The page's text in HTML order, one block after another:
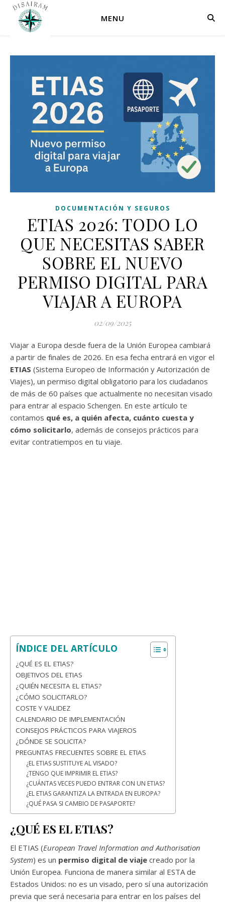
MENU
DOCUMENTACIÓN Y SEGUROS
ETIAS 2026: TODO LO
QUE NECESITAS SABER
SOBRE EL NUEVO
PERMISO DIGITAL PARA
VIAJAR A EUROPA
02/09/2025
Viajar a Europa desde fuera de la Unión Europea cambiará
a partir de finales de 2026. En esa fecha entrará en vigor el
ETIAS (Sistema Europeo de Información y Autorización de
Viajes), un permiso digital obligatorio para los ciudadanos
de más de 60 países que actualmente no necesitan visado
para entrar al espacio Schengen. En este artículo te
contamos qué es, a quién afecta, cuánto cuesta y
cómo solicitarlo, además de consejos prácticos para
evitar contratiempos en tu viaje.
ÍNDICE DEL ARTÍCULO
¿QUÉ ES EL ETIAS?
OBJETIVOS DEL ETIAS
¿QUIÉN NECESITA EL ETIAS?
¿CÓMO SOLICITARLO?
COSTE Y VALIDEZ
CALENDARIO DE IMPLEMENTACIÓN
CONSEJOS PRÁCTICOS PARA VIAJEROS
¿DÓNDE SE SOLICITA?
PREGUNTAS FRECUENTES SOBRE EL ETIAS
¿EL ETIAS SUSTITUYE AL VISADO?
¿TENGO QUE IMPRIMIR EL ETIAS?
¿CUÁNTAS VECES PUEDO ENTRAR CON UN ETIAS?
¿EL ETIAS GARANTIZA LA ENTRADA EN EUROPA?
¿QUÉ PASA SI CAMBIO DE PASAPORTE?
¿QUÉ ES EL ETIAS?
El ETIAS (European Travel Information and Authorisation
System) es un permiso digital de viaje creado por la
Unión Europea. Funciona de manera similar al ESTA de
Estados Unidos: no es un visado, pero sí una autorización
previa que será necesaria para entrar en los países del